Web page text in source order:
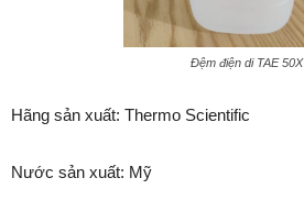
Đệm điện di TAE 50X
Hãng sản xuất: Thermo Scientific
Nước sản xuất: Mỹ